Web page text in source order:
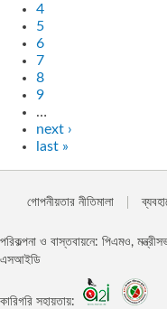
4
5
6
7
8
9
…
next ›
last »
গোপনীয়তার নীতিমালা
পরিকল্পনা ও বাস্তবায়নে: পিএমও,
এসআইডি
কারিগরি সহায়তায়: